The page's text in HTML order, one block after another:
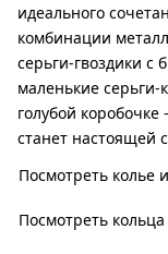
идеального
комбинации
серьги-гвоздики с
маленькие
голубой
станет настоящей
Посмотреть колье
Посмотреть кольца